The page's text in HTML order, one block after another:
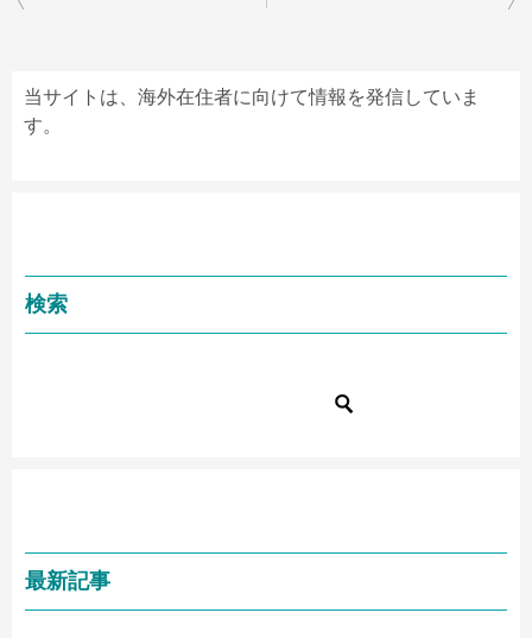
当サイトは、海外在住者に向けて情報を発信していま
す。
検索
最新記事